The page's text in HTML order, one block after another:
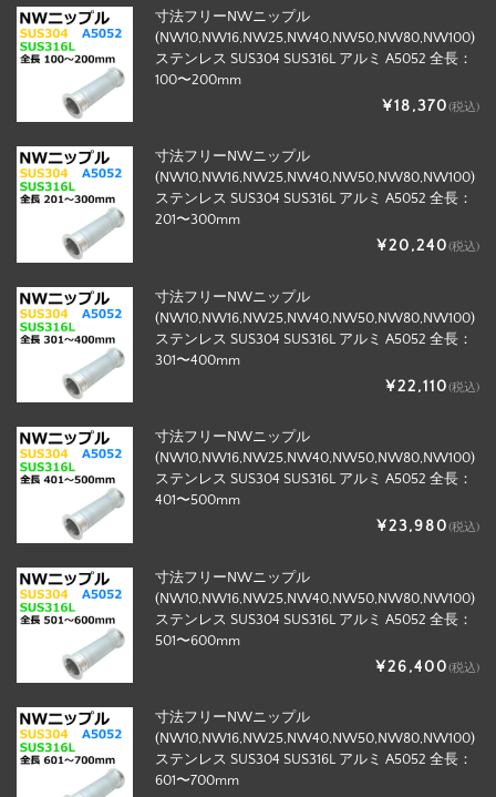
寸法フリーNWニップル
(NW10,NW16,NW25,NW40,NW50,NW80,NW100)
ステンレス SUS304 SUS316L アルミ A5052 全長：
100〜200mm
¥18,370(税込)
寸法フリーNWニップル
(NW10,NW16,NW25,NW40,NW50,NW80,NW100)
ステンレス SUS304 SUS316L アルミ A5052 全長：
201〜300mm
¥20,240(税込)
寸法フリーNWニップル
(NW10,NW16,NW25,NW40,NW50,NW80,NW100)
ステンレス SUS304 SUS316L アルミ A5052 全長：
301〜400mm
¥22,110(税込)
寸法フリーNWニップル
(NW10,NW16,NW25,NW40,NW50,NW80,NW100)
ステンレス SUS304 SUS316L アルミ A5052 全長：
401〜500mm
¥23,980(税込)
寸法フリーNWニップル
(NW10,NW16,NW25,NW40,NW50,NW80,NW100)
ステンレス SUS304 SUS316L アルミ A5052 全長：
501〜600mm
¥26,400(税込)
寸法フリーNWニップル
(NW10,NW16,NW25,NW40,NW50,NW80,NW100)
ステンレス SUS304 SUS316L アルミ A5052 全長：
601〜700mm